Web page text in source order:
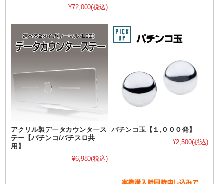
¥72,000(税込)
アクリル製データカウンタース
テー【パチンコ/パチスロ共
用】
¥6,980(税込)
パチンコ玉【１,０００発】
¥2,500(税込)